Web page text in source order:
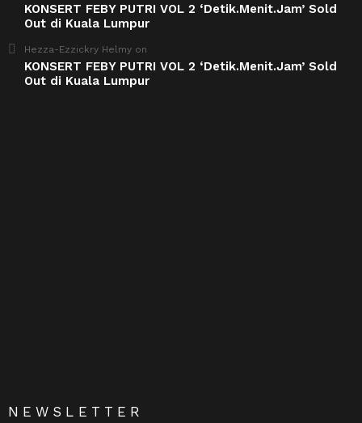
KONSERT FEBY PUTRI VOL 2 ‘Detik.Menit.Jam’ Sold
Out di Kuala Lumpur
Hezza-Ezzickry Helmy on
KONSERT FEBY PUTRI VOL 2 ‘Detik.Menit.Jam’ Sold
Out di Kuala Lumpur
NEWSLETTER